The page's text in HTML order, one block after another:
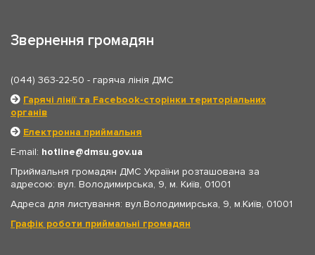
Звернення громадян
(044) 363-22-50 - гаряча лінія ДМС
Гарячі лінії та Facebook-сторінки територіальних
органів
Електронна приймальня
E-mail: hotline
dmsu.gov.ua
Приймальня громадян ДМС України розташована за
адресою: вул. Володимирська, 9, м. Київ, 01001
Адреса для листування: вул.Володимирська, 9, м.Київ, 01001
Графік роботи приймальні громадян